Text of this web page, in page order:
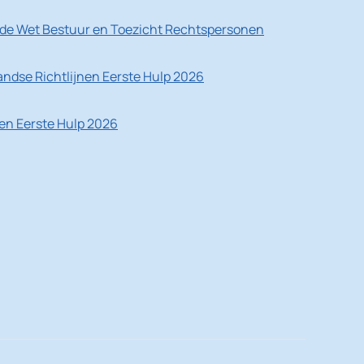
Wet Bestuur en Toezicht Rechtspersonen
Richtlijnen Eerste Hulp 2026
Eerste Hulp 2026